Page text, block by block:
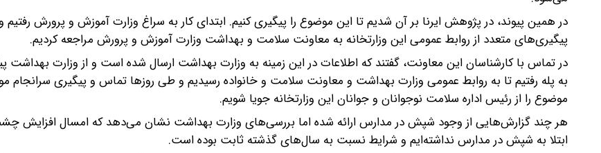
در همین پیوند، در پژوهش ایرنا بر آن شدیم تا این موضوع را پیگیری کنیم. ابتدای کار به سراغ وزارت آموزش و پرورش
پیگیری‌های متعدد از روابط عمومی این وزارتخانه به معاونت سلامت و بهداشت وزارت آموزش و پرورش مراجعه کردیم.
در تماس با کارشناسان این معاونت، گفتند که اطلاعات در این زمینه به وزارت بهداشت ارسال شده است و از وزارت بهداشت
به پله رفتیم تا به روابط عمومی وزارت بهداشت و معاونت سلامت و خانواده رسیدیم و طی روزها تماس و پیگیری سرانجام
موضوع را از رئیس اداره سلامت نوجوانان و جوانان این وزارتخانه جویا شویم.
هر چند گزارش‌هایی از وجود شپش در مدارس ارائه شده اما بررسی‌های وزارت بهداشت نشان می‌دهد که امسال افزایش
ابتلا به شپش در مدارس نداشته‌ایم و شرایط نسبت به سال‌های گذشته ثابت بوده است.